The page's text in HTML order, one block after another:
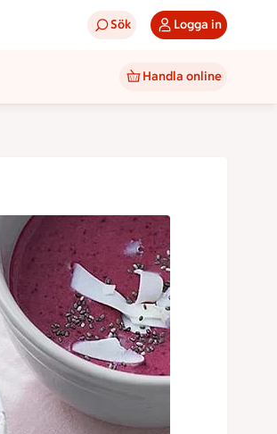
Sök Logga in
Handla online